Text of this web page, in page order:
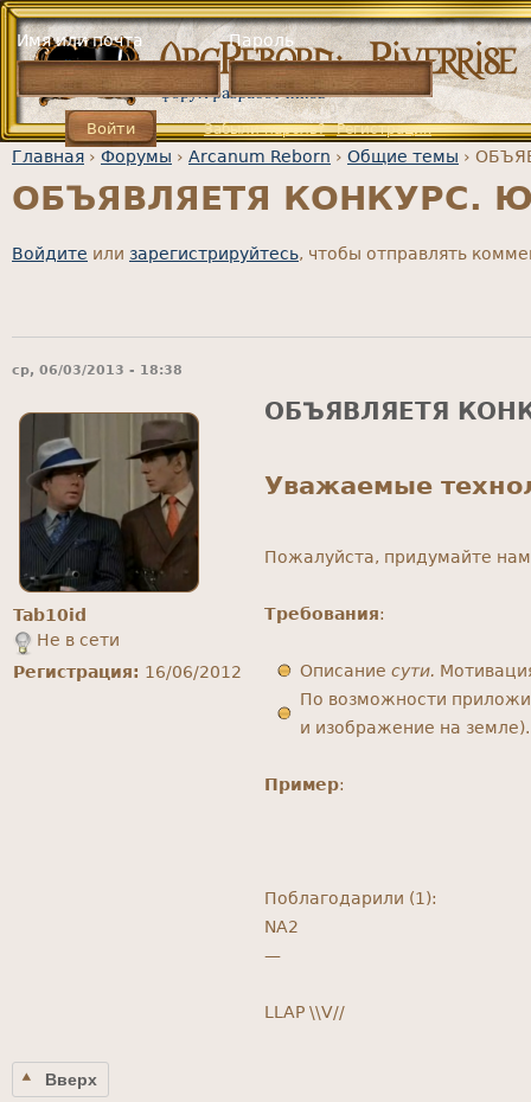
Jump to navigation
Вы здесь
Главная › Форумы › Arcanum Reborn › Общие темы ›
ОБЪЯВЛЯЕТЯ КОНКУРС.
Войдите или зарегистрируйтесь, чтобы отправлять
ср, 06/03/2013 - 18:38
Tab10id
Не в сети
Регистрация: 16/06/2012
ОБЪЯВЛЯЕТЯ
Уважаемые
Пожалуйста, придумайте
Требования:
Описание сути.
По возможности
и изображение на земле).
Пример:
Поблагодарили (1):
NA2
—
LLAP \\V//
Вверх
Имя или почта Пароль
Регистрация
Забыли пароль?